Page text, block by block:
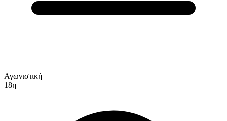
Αγωνιστική
18η